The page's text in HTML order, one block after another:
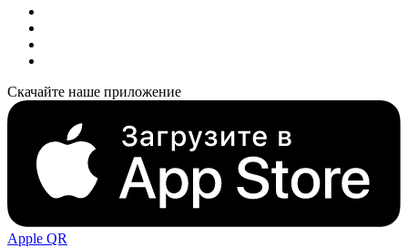
Скачайте наше приложение
Apple QR